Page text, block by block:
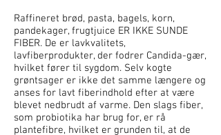
Raffineret brød, pasta, bagels, korn,
pandekager, frugtjuice ER IKKE SUNDE
FIBER. De er lavkvalitets,
lavfiberprodukter, der fodrer Candida-gær,
hvilket fører til sygdom. Selv kogte
grøntsager er ikke det samme længere og
anses for lavt fiberindhold efter at være
blevet nedbrudt af varme. Den slags fiber,
som probiotika har brug for, er rå
plantefibre, hvilket er grunden til, at de